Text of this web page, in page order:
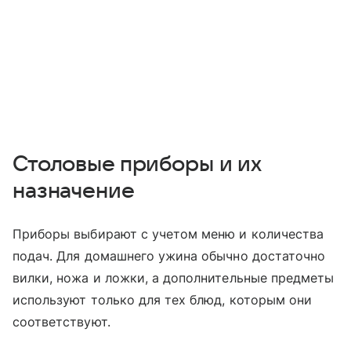
Столовые приборы и их
назначение
Приборы выбирают с учетом меню и количества
подач. Для домашнего ужина обычно достаточно
вилки, ножа и ложки, а дополнительные предметы
используют только для тех блюд, которым они
соответствуют.